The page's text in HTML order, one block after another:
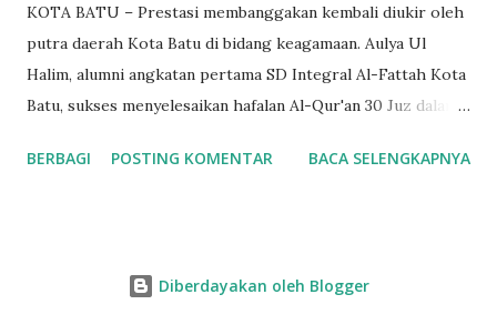
KOTA BATU – Prestasi membanggakan kembali diukir oleh
putra daerah Kota Batu di bidang keagamaan. Aulya Ul
Halim, alumni angkatan pertama SD Integral Al-Fattah Kota
Batu, sukses menyelesaikan hafalan Al-Qur'an 30 Juz dalam
saat menempuh pendidikan di Pondok Pesantren Al-Izzah,
keteguhan hati dalam menjaga interaksi dengan Kitab Suci.
BERBAGI POSTING KOMENTAR BACA SELENGKAPNYA
Diberdayakan oleh Blogger